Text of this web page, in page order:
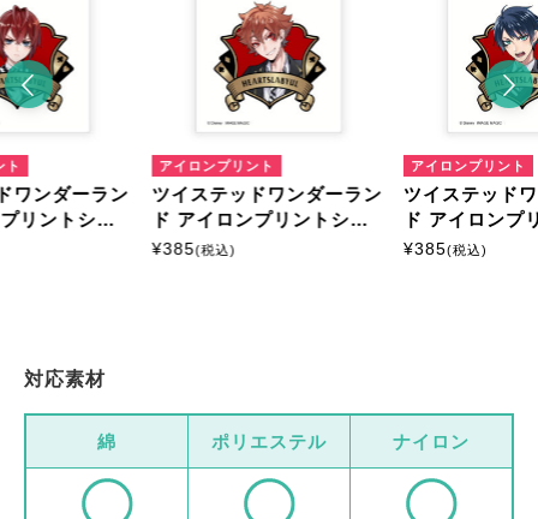
ト
ワンダーラン
リントシー
アイロンプリント
ツイステッドワンダーラン
ド アイロンプリントシー
ト ミニサイズ
¥385(税込)
アイロンプリント
ツイステッド
ド アイロンプ
ト ミニサイズ
¥385(税込)
対応素材
綿 ポリエステル ナイロン